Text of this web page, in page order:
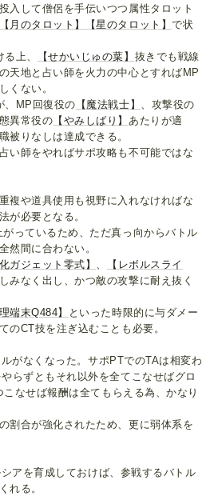
入して僧侶を手伝いつつ属性タロット
【月のタロット】 【星のタロット】で状
上、
【せかいじゅの葉】 抜きでも戦線
天地と占い師を火力の中心とすればMP
くない。
、MP回復役の 【魔法戦士】 、攻撃役の
異常役の 【やみしばり】あたりが適
被りなしは達成できる。
い師をやればサポ攻略も不可能ではな
複や道具使用も視野に入れなければな
が必要となる。
っているため、ただ真っ向からバトル
然間に合わない。
化ガジェット零式】 、
【レボルスライ
みなく出し、かつ敵の攻撃に耐え抜く
理端末Q484】
といった時限的に与ダメー
のCT技を注ぎ込むことも必要。
がなくなった。サポPTでのTAは相変わ
らずともそれ以外を全てこなせばグロ
なせば報酬は全てもらえる為、かなり
割合が強化されたため、更に弱体系を
アを育成しておけば、参戦するバトル
れる。